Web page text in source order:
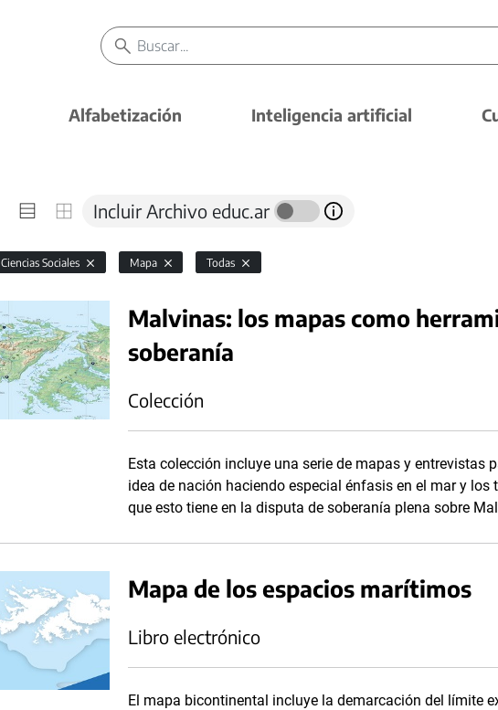
Alfabetización Inteligencia artificial
Incluir Archivo educ.ar
Ciencias Sociales Mapa Todas
Malvinas: los mapas como
soberanía
Colección
Esta colección incluye una serie de mapas y entrevistas
idea de nación haciendo especial énfasis en el mar y
que esto tiene en la disputa de soberanía plena sobre
Mapa de los espacios marítimos
Libro electrónico
El mapa bicontinental incluye la demarcación del límite